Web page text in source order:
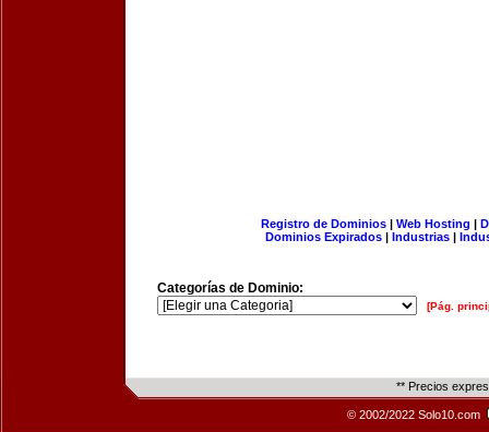
Registro de Dominios| Web Hosting |
Dominios Expirados | Industrias |
Categorías de Dominio:
[Pág.
** Precios
© 2002/2022 Solo10.com